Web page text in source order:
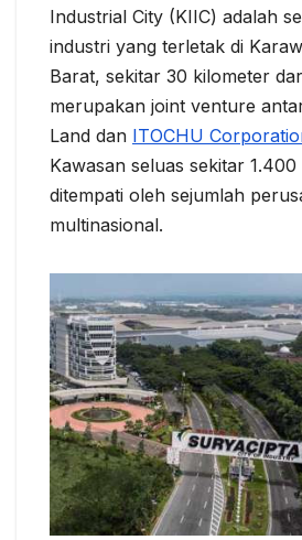
Industrial City (KIIC) adalah
industri yang terletak di
Barat, sekitar 30 kilometer
merupakan joint venture
Land dan ITOCHU
Kawasan seluas sekitar
ditempati oleh sejumlah
multinasional.